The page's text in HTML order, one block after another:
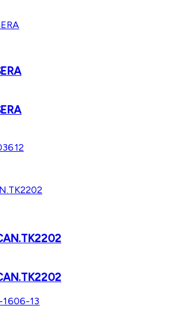
1606-13